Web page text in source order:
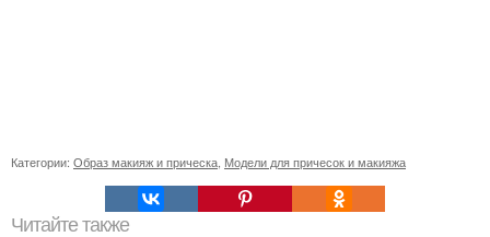
Категории: Образ макияж и прическа Модели для причесок и макияжа
Читайте также